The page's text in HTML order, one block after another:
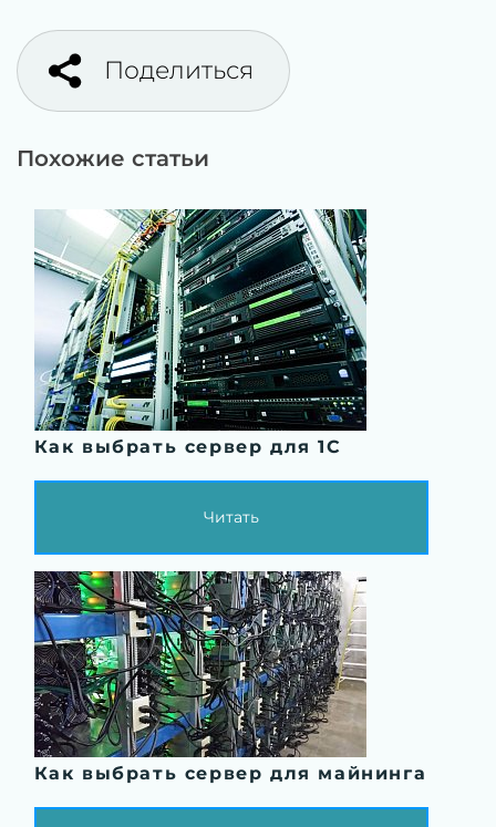
Поделиться
Похожие статьи
Как выбрать сервер для 1C
Читать
Как выбрать сервер для майнинга